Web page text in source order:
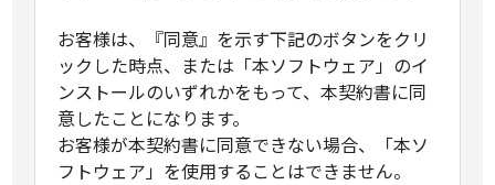
お客様は、『同意』を示す下記のボタンをクリ
ックした時点、または「本ソフトウェア」のイ
ンストールのいずれかをもって、本契約書に同
意したことになります。
お客様が本契約書に同意できない場合、「本ソ
フトウェア」を使用することはできません。